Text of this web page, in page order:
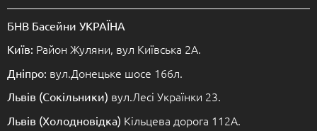
БНВ Басейни УКРАЇНА
Київ: Район Жуляни, вул Київська 2А.
Дніпро: вул.Донецьке шосе 166л.
Львів (Сокільники) вул.Лесі Українки 23.
Львів (Холодновідка) Кільцева дорога 112А.